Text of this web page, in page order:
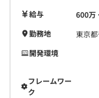
給与
600万
勤務地
東京
開発環境
フレームワー
ク